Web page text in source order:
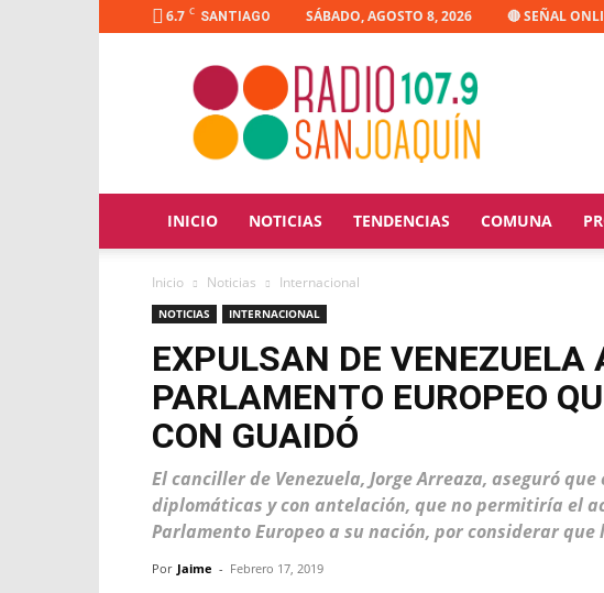
6.7 C SANTIAGO SÁBADO, AGOSTO 8, 2026 🔴 SEÑAL
Radio
Joaquín
INICIO NOTICIAS TENDENCIAS COMUNA
Inicio Noticias Internacional
NOTICIAS INTERNACIONAL
EXPULSAN DE VENEZUELA
PARLAMENTO EUROPEO
CON GUAIDÓ
El canciller de Venezuela, Jorge Arreaza, aseguró
diplomáticas y con antelación, que no permitiría el
Parlamento Europeo a su nación, por considerar
Por Jaime - Febrero 17, 2019